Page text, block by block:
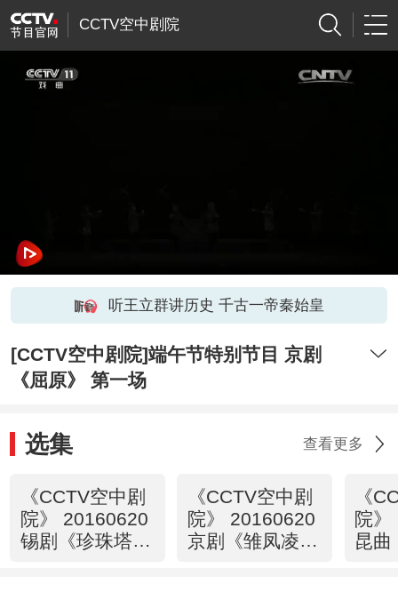
CCTV空中剧院
听王立群讲历史 千古一帝秦始皇
[CCTV空中剧院]端午节特别节目 京剧
《屈原》 第一场
选集 查看更多
《CCTV空中剧
院》 20160620
锡剧《珍珠塔》
《CCTV空中剧
院》 20160620
京剧《雏凤凌
《
院》
昆曲